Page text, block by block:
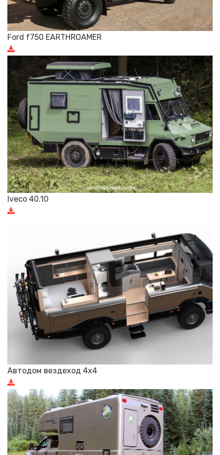
Ford f750 EARTHROAMER
Iveco 40.10
Автодом вездеход 4х4